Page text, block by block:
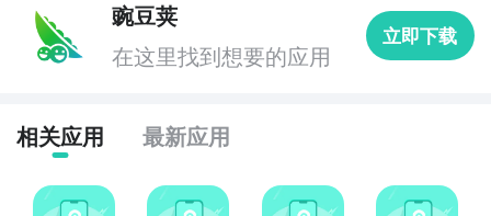
豌豆荚
在这里找到想要的应用
立即下载
相关应用 最新应用